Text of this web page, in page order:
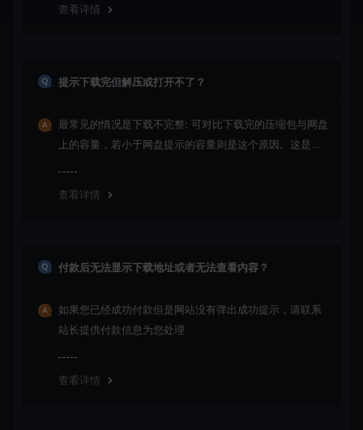
查看详情
提示下载完但解压或打开不了？
最常见的情况是下载不完整: 可对比下载完的压缩包与网盘
上的容量，若小于网盘提示的容量则是这个原因。这是浏
查看详情
付款后无法显示下载地址或者无法查看内容？
如果您已经成功付款但是网站没有弹出成功提示，请联系
站长提供付款信息为您处理
查看详情